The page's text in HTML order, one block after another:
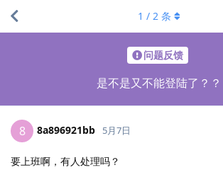
问题反馈
是不是又不能登陆了？？
1 / 2 条
8 8a896921bb 5月7日
要上班啊，有人处理吗？